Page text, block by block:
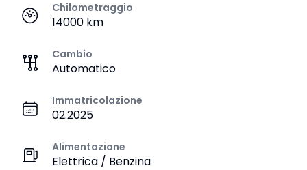
Chilometraggio
14000 km
Cambio
Automatico
Immatricolazione
02.2025
Alimentazione
Elettrica / Benzina